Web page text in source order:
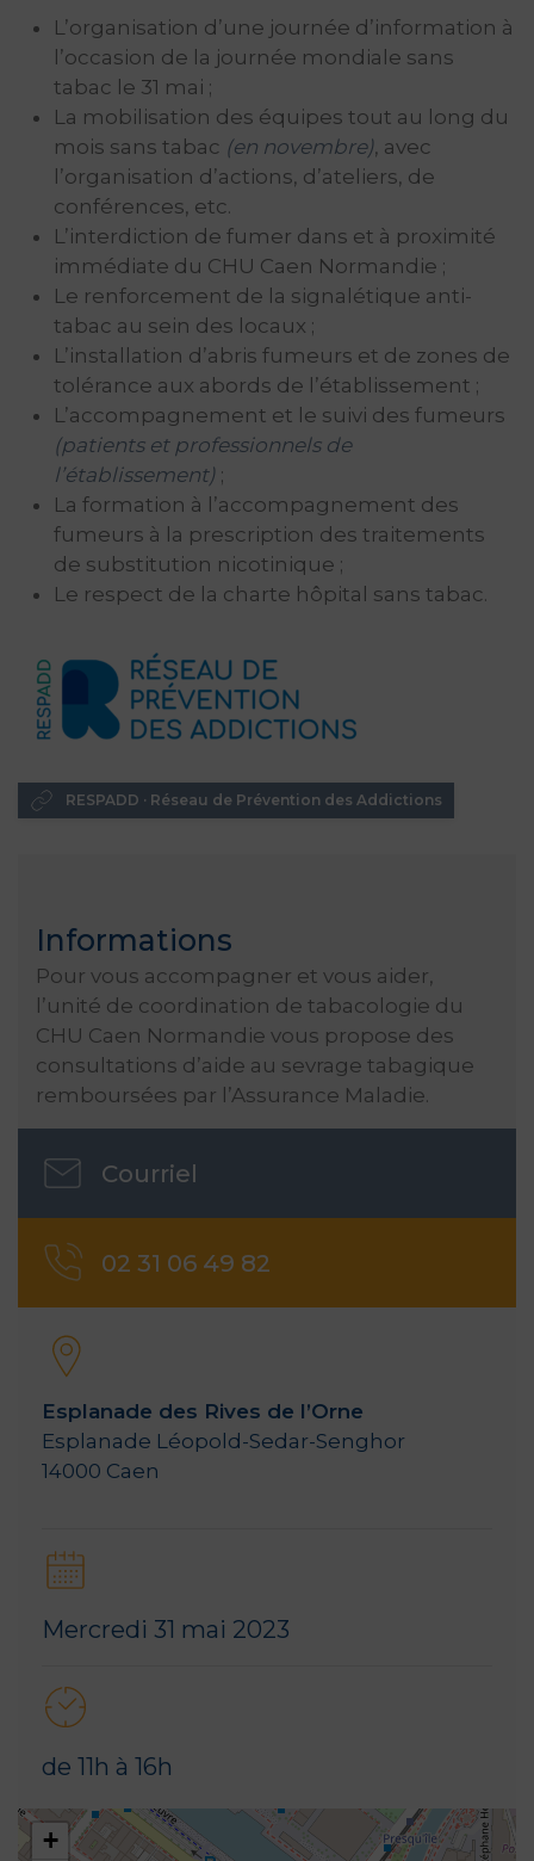
L’organisation d’une journée d’information à
l’occasion de la journée mondiale sans
tabac le 31 mai ;
La mobilisation des équipes tout au long du
mois sans tabac (en novembre), avec
l’organisation d’actions, d’ateliers, de
conférences, etc.
L’interdiction de fumer dans et à proximité
immédiate du CHU Caen Normandie ;
Le renforcement de la signalétique anti-
tabac au sein des locaux ;
L’installation d’abris fumeurs et de zones de
tolérance aux abords de l’établissement ;
L’accompagnement et le suivi des fumeurs
(patients et professionnels de
l’établissement) ;
La formation à l’accompagnement des
fumeurs à la prescription des traitements
de substitution nicotinique ;
Le respect de la charte hôpital sans tabac.
RESPADD · Réseau de Prévention des Addictions
Informations
Pour vous accompagner et vous aider,
l’unité de coordination de tabacologie du
CHU Caen Normandie vous propose des
consultations d’aide au sevrage tabagique
remboursées par l’Assurance Maladie.
Courriel
02 31 06 49 82
Esplanade des Rives de l’Orne
Esplanade Léopold-Sedar-Senghor
14000 Caen
Mercredi 31 mai 2023
de 11h à 16h
+